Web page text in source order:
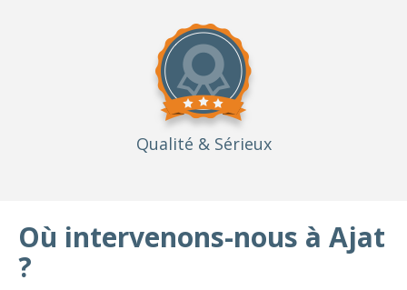
Qualité & Sérieux
Où intervenons-nous à Ajat
?